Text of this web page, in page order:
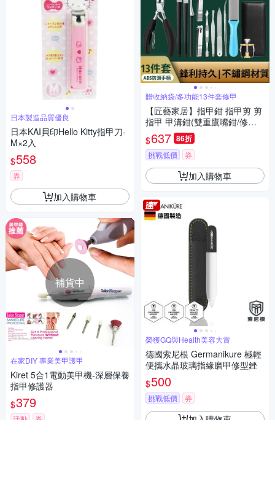
日本製造品質優良
日本KAI貝印Hello Kitty指甲刀-
M×2入
$558
券
加入購物車
補貨中
在家DIY 專業美甲護甲
Kiret 5合1電動美甲機-深層保養
指甲修護器
$379
活動 券
贈收納袋/多功能13件套修甲
【匠藝家居】指甲鉗 指甲剪 剪
指甲 甲溝鉗(雙重鷹嘴鉗/修剪
器/死皮剪/修腳刀工具13件套)-
贈收納袋
$637 86折
挑戰低價 券
加入購物車
榮獲GQ與Health美容大賞
德國索尼根 Germanikure 極輕
便攜水晶玻璃指緣磨甲修型銼
$500
挑戰低價 券
加入購物車